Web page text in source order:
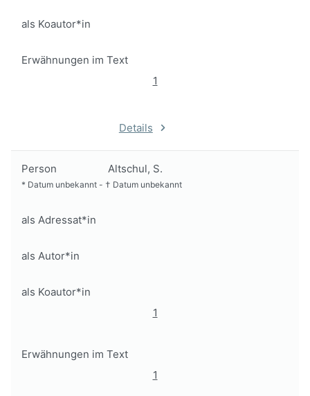
als Koautor*in
Erwähnungen im Text
1
Details
Person Altschul, S.
* Datum unbekannt - † Datum unbekannt
als Adressat*in
als Autor*in
als Koautor*in
1
Erwähnungen im Text
1